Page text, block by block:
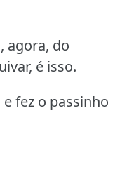
agora, do
é isso.
fez o passinho